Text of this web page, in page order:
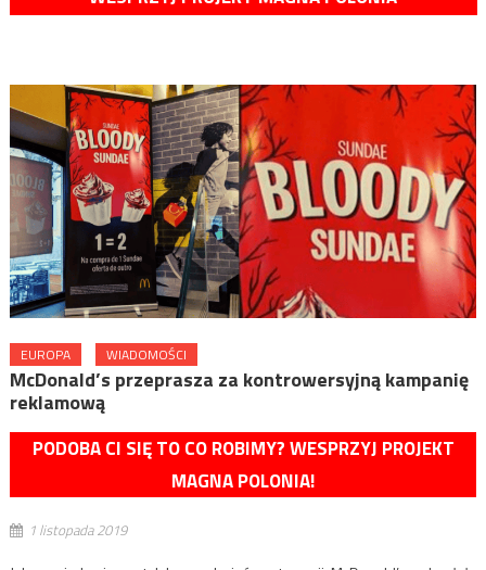
EUROPA WIADOMOŚCI
McDonald’s przeprasza za kontrowersyjną kampanię
reklamową
PODOBA CI SIĘ TO CO ROBIMY? WESPRZYJ PROJEKT
MAGNA POLONIA!
1 listopada 2019